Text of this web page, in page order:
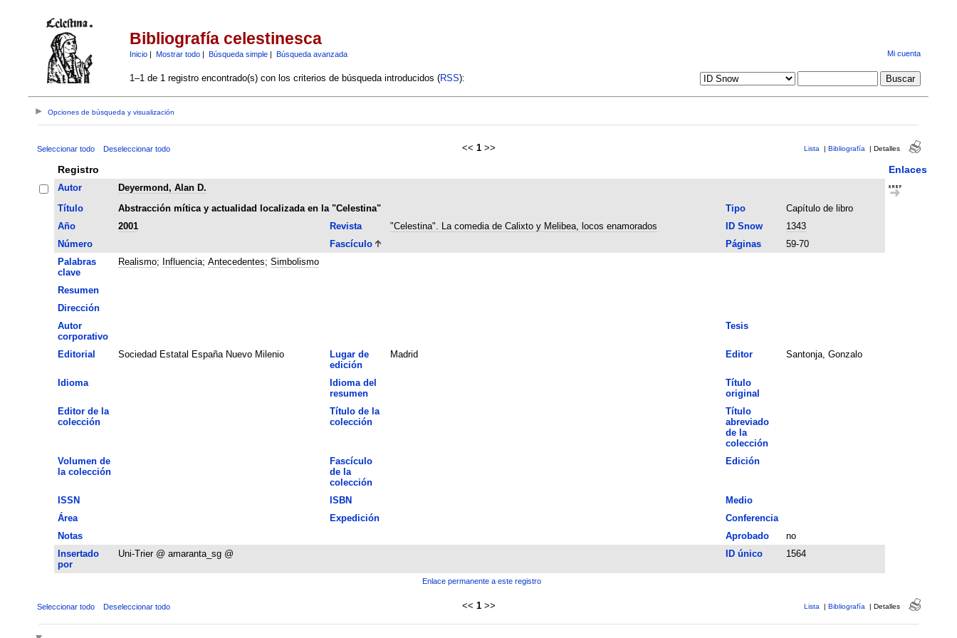
Bibliografía celestinesca
Inicio| Mostrar todo| Búsqueda simple| Búsqueda avanzada Mi cuenta
1–1 de 1 registro encontrado(s) con los criterios de búsqueda introducidos (RSS):
Opciones de búsqueda y visualización
Seleccionar todo Deseleccionar todo << 1 >> Lista | Bibliografía | Detalles
Registro Enlaces
Autor
Deyermond, Alan D.
Título
Abstracción mítica y actualidad localizada en la "Celestina" Tipo
Capítulo de libro
Año
2001 Revista "Celestina". La comedia de Calixto y Melibea, locos enamorados ID Snow
1343
Número
Fascículo Páginas
59-70
Palabras
clave
Realismo; Influencia; Antecedentes; Simbolismo
Resumen
Dirección
Autor
corporativo
Tesis
Editorial Sociedad Estatal España Nuevo Milenio
Lugar de
edición
Madrid Editor Santonja, Gonzalo
Idioma
Idioma del
resumen
Título
original
Editor de la
colección
Título de la
colección
Título
abreviado
de la
colección
Volumen de
la colección
Fascículo
de la
colección
Edición
ISSN ISBN
Medio
Área
Expedición
Conferencia
Notas
Aprobado
no
Insertado
por
Uni-Trier @ amaranta_sg @ ID único 1564
Enlace permanente a este registro
Seleccionar todo Deseleccionar todo << 1 >> Lista | Bibliografía | Detalles